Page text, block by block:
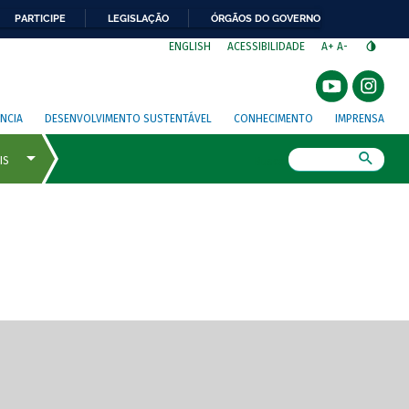
PARTICIPE LEGISLAÇÃO ÓRGÃOS DO GOVERNO
ENGLISH ACESSIBILIDADE A+ A-
DESENVOLVIMENTO SUSTENTÁVEL CONHECIMENTO IMPRENSA
de tela